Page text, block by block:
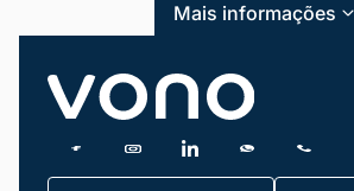
Mais informações